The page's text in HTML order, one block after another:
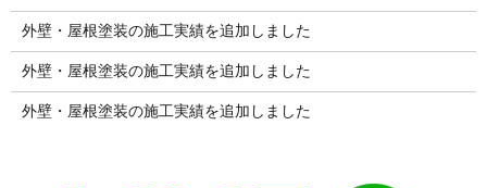
外壁・屋根塗装の施工実績を追加しました
外壁・屋根塗装の施工実績を追加しました
外壁・屋根塗装の施工実績を追加しました